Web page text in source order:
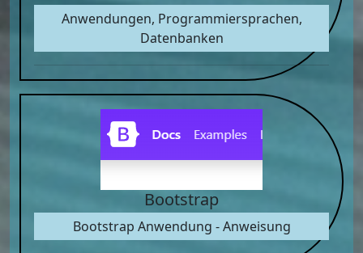
Anwendungen, Programmiersprachen,
Datenbanken
Bootstrap
Bootstrap Anwendung - Anweisung